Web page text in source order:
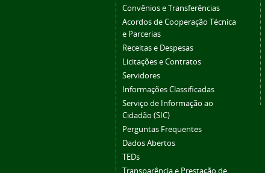
Convênios e Transferências
Acordos de Cooperação Técnica
e Parcerias
Receitas e Despesas
Licitações e Contratos
Servidores
Informações Classificadas
Serviço de Informação ao
Cidadão (SIC)
Perguntas Frequentes
Dados Abertos
TEDs
Transparência e Prestação de